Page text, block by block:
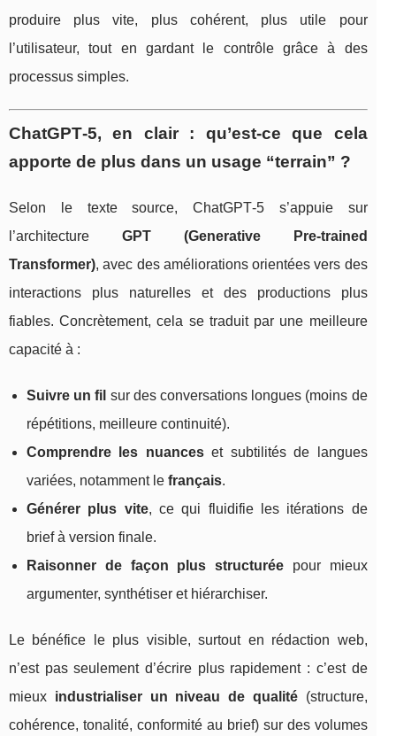
produire plus vite, plus cohérent, plus utile pour
l’utilisateur, tout en gardant le contrôle grâce à des
processus simples.
ChatGPT‑5, en clair : qu’est-ce que cela
apporte de plus dans un usage “terrain” ?
Selon le texte source, ChatGPT‑5 s’appuie sur
l’architecture GPT (Generative Pre-trained
Transformer), avec des améliorations orientées vers des
interactions plus naturelles et des productions plus
fiables. Concrètement, cela se traduit par une meilleure
capacité à :
Suivre un fil sur des conversations longues (moins de
répétitions, meilleure continuité).
Comprendre les nuanceset subtilités de langues
variées, notamment le français.
Générer plus vite, ce qui fluidifie les itérations de
brief à version finale.
Raisonner de façon plus structurée pour mieux
argumenter, synthétiser et hiérarchiser.
Le bénéfice le plus visible, surtout en rédaction web,
n’est pas seulement d’écrire plus rapidement : c’est de
mieux industrialiser un niveau de qualité(structure,
cohérence, tonalité, conformité au brief) sur des volumes